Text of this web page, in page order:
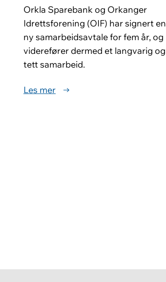
Orkla Sparebank og Orkanger
Idrettsforening (OIF) har signert en
ny samarbeidsavtale for fem år, og
viderefører dermed et langvarig og
tett samarbeid.
Les mer